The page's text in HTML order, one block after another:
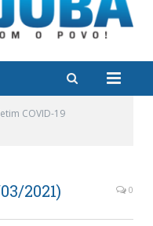
COVID-19
2021) 0